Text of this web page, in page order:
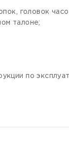
головок
талоне;
по